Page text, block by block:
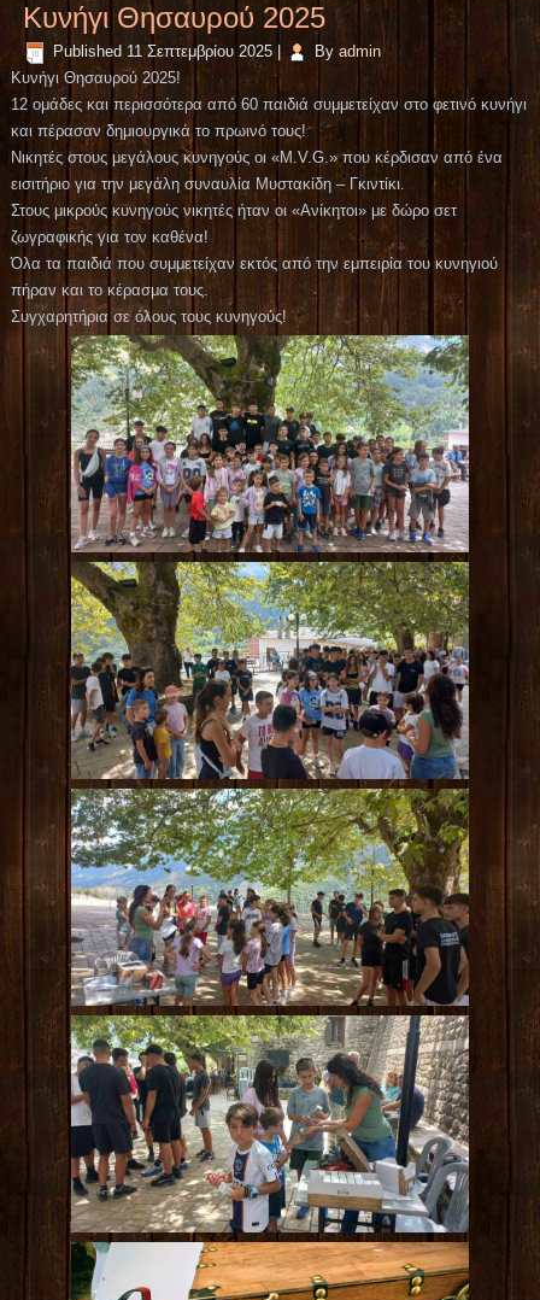
Κυνήγι Θησαυρού 2025
Published 11 Σεπτεμβρίου 2025 By admin
Κυνήγι Θησαυρού 2025!
12 ομάδες και περισσότερα από 60 παιδιά συμμετείχαν στο φετινό κυνήγι
και πέρασαν δημιουργικά το πρωινό τους!
Νικητές στους μεγάλους κυνηγούς οι «M.V.G.» που κέρδισαν από ένα
εισιτήριο για την μεγάλη συναυλία Μυστακίδη – Γκιντίκι.
Στους μικρούς κυνηγούς νικητές ήταν οι «Ανίκητοι» με δώρο σετ
ζωγραφικής για τον καθένα!
Όλα τα παιδιά που συμμετείχαν εκτός από την εμπειρία του κυνηγιού
πήραν και το κέρασμα τους.
Συγχαρητήρια σε όλους τους κυνηγούς!